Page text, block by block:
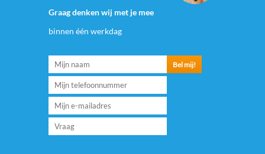
Graag denken wij met je mee
binnen één werkdag